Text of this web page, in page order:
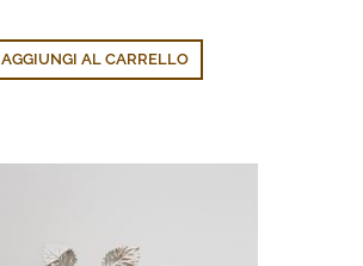
AGGIUNGI AL CARRELLO